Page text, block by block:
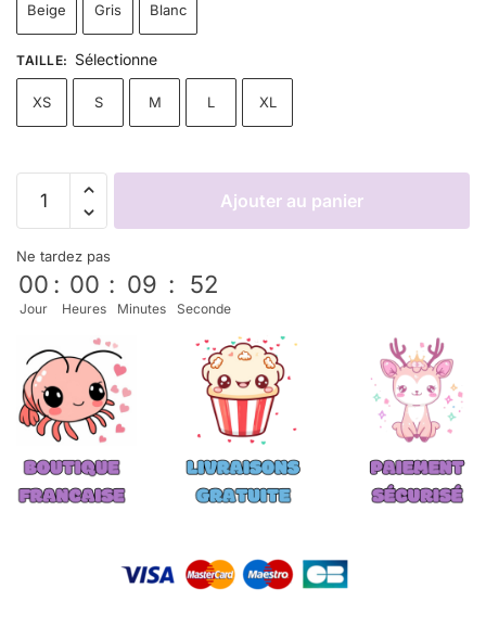
Beige Gris Blanc
TAILLE: Sélectionne
XS S M L XL
Ajouter au panier
Ne tardez pas
00
Jour
: 00
Heures
: 09
Minutes
: 52
Seconde